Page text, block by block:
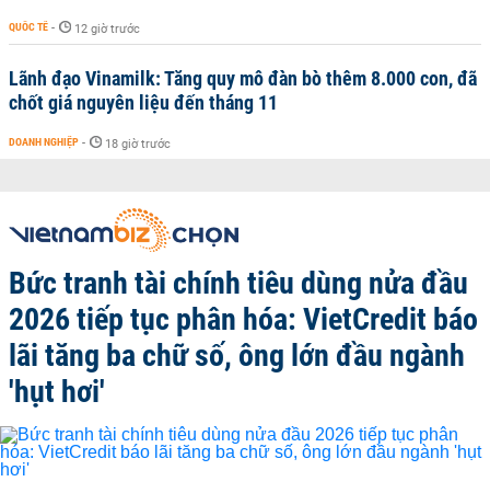
QUỐC TẾ - 12 giờ trước
Lãnh đạo Vinamilk: Tăng quy mô đàn bò thêm 8.000 con, đã
chốt giá nguyên liệu đến tháng 11
DOANH NGHIỆP - 18 giờ trước
Bức tranh tài chính tiêu dùng nửa đầu
2026 tiếp tục phân hóa: VietCredit báo
lãi tăng ba chữ số, ông lớn đầu ngành
'hụt hơi'